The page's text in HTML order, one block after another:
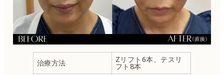
治療方法 Zリフト6本、テスリ
フト8本